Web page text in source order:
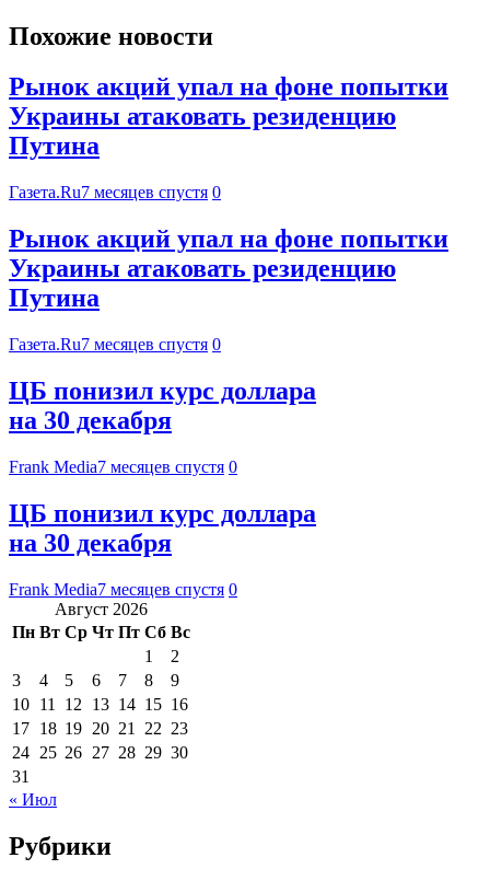
Похожие новости
Рынок акций упал на фоне попытки
Украины атаковать резиденцию
Путина
Газета.Ru7 месяцев спустя 0
Рынок акций упал на фоне попытки
Украины атаковать резиденцию
Путина
Газета.Ru7 месяцев спустя 0
ЦБ понизил курс доллара
на 30 декабря
Frank Media7 месяцев спустя 0
ЦБ понизил курс доллара
на 30 декабря
Frank Media7 месяцев спустя 0
Август 2026
Пн Вт Ср Чт Пт Сб Вс
1
2
3
4 5 6 7 8
9
10 11 12 13 14 15 16
17 18 19 20 21 22 23
24 25 26 27 28 29 30
31
« Июл
Рубрики